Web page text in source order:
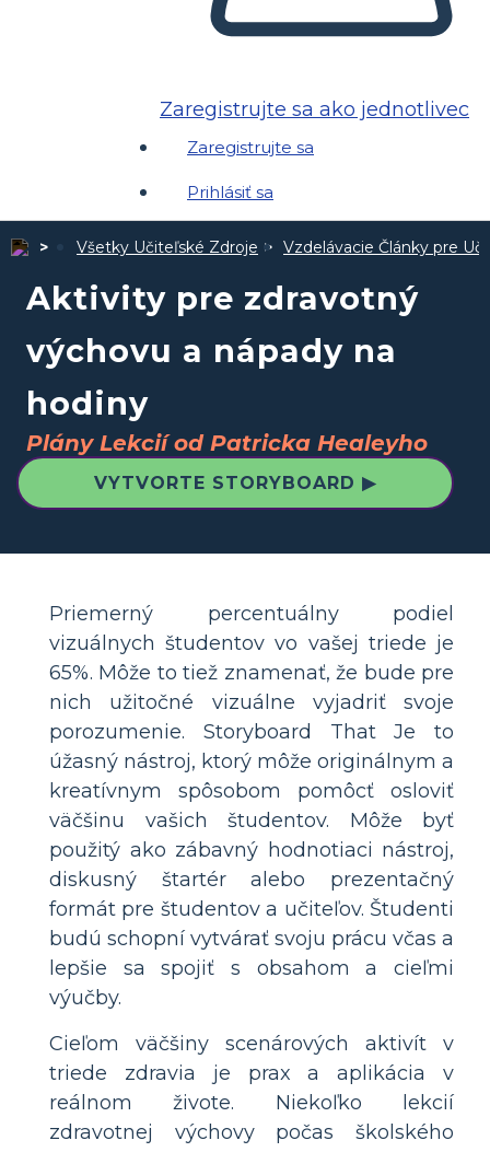
Zaregistrujte sa ako jednotlivec
Zaregistrujte sa
Prihlásiť sa
Všetky Učiteľské Zdroje Vzdelávacie Články pre
Aktivity pre zdravotný
výchovu a nápady na
hodiny
Plány Lekcií od Patricka Healeyho
VYTVORTE STORYBOARD ▶
Priemerný percentuálny podiel
vizuálnych študentov vo vašej triede je
65%. Môže to tiež znamenať, že bude pre
nich užitočné vizuálne vyjadriť svoje
porozumenie. Storyboard That Je to
úžasný nástroj, ktorý môže originálnym a
kreatívnym spôsobom pomôcť osloviť
väčšinu vašich študentov. Môže byť
použitý ako zábavný hodnotiaci nástroj,
diskusný štartér alebo prezentačný
formát pre študentov a učiteľov. Študenti
budú schopní vytvárať svoju prácu včas a
lepšie sa spojiť s obsahom a cieľmi
výučby.
Cieľom väčšiny scenárových aktivít v
triede zdravia je prax a aplikácia v
reálnom živote. Niekoľko lekcií
zdravotnej výchovy počas školského